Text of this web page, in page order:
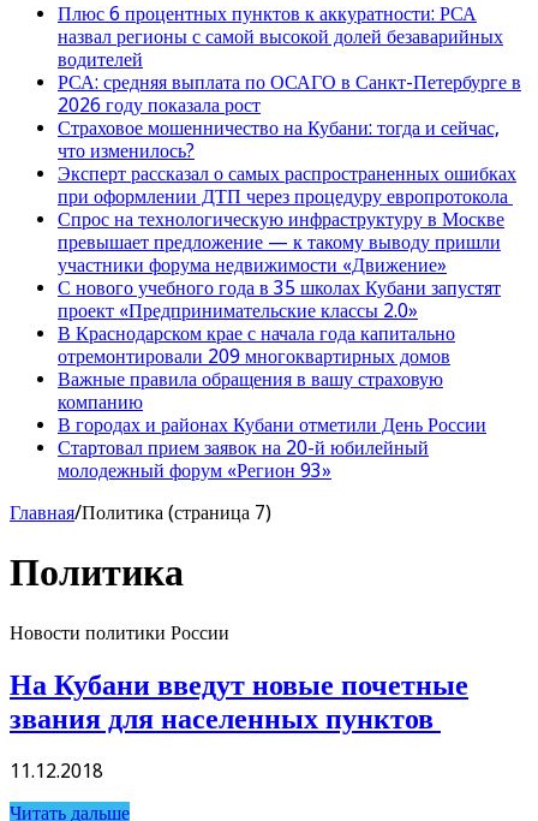
Плюс 6 процентных пунктов к аккуратности: РСА
назвал регионы с самой высокой долей безаварийных
водителей
РСА: средняя выплата по ОСАГО в Санкт-Петербурге в
2026 году показала рост
Страховое мошенничество на Кубани: тогда и сейчас,
что изменилось?
Эксперт рассказал о самых распространенных ошибках
при оформлении ДТП через процедуру европротокола
Спрос на технологическую инфраструктуру в Москве
превышает предложение — к такому выводу пришли
участники форума недвижимости «Движение»
С нового учебного года в 35 школах Кубани запустят
проект «Предпринимательские классы 2.0»
В Краснодарском крае с начала года капитально
отремонтировали 209 многоквартирных домов
Важные правила обращения в вашу страховую
компанию
В городах и районах Кубани отметили День России
Стартовал прием заявок на 20-й юбилейный
молодежный форум «Регион 93»
Главная/Политика (страница 7)
Политика
Новости политики России
На Кубани введут новые почетные
звания для населенных пунктов
11.12.2018
Читать дальше